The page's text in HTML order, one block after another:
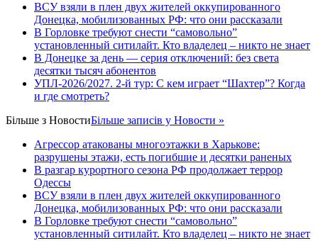
ВСУ взяли в плен двух жителей оккупированного
Донецка, мобилизованных РФ: что они рассказали
В Горловке требуют снести “самовольно”
установленный ситилайт. Кто владелец – никто не знает
В Донецке за день — серия отключений: без света
десятки тысяч абонентов
УПЛ-2026/2027. 2-й тур: С кем играет “Шахтер”? Когда
и где смотреть?
Більше з НовостиБільше записів у Новости »
Агрессор атакованы многоэтажки в Харькове:
разрушены этажи, есть погибшие и десятки раненых
В разгар курортного сезона РФ продолжает террор
Одессы
ВСУ взяли в плен двух жителей оккупированного
Донецка, мобилизованных РФ: что они рассказали
В Горловке требуют снести “самовольно”
установленный ситилайт. Кто владелец – никто не знает